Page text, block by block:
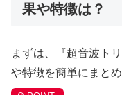
果や特徴は？
まずは、『超音波ト
や特徴を簡単にまとめ